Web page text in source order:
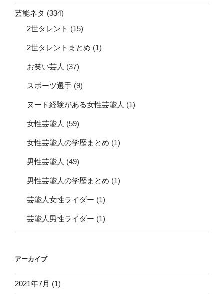
芸能ネタ (334)
2世タレント (15)
2世タレントまとめ (1)
お笑い芸人 (37)
スポーツ選手 (9)
ヌード経験がある女性芸能人 (1)
女性芸能人 (59)
女性芸能人の学歴まとめ (1)
男性芸能人 (49)
男性芸能人の学歴まとめ (1)
芸能人女性ライダー (1)
芸能人男性ライダー (1)
アーカイブ
2021年7月 (1)